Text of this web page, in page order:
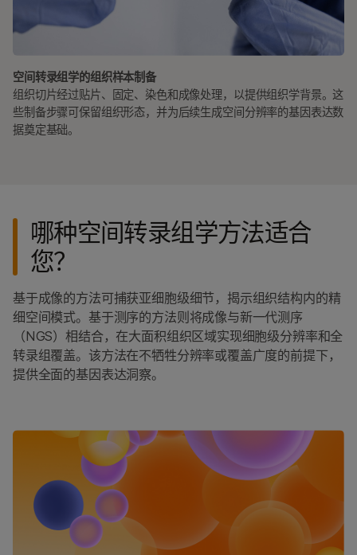
空间转录组学的组织样本制备
组织切片经过贴片、固定、染色和成像处理，以提供组织学背景。这
些制备步骤可保留组织形态，并为后续生成空间分辨率的基因表达数
据奠定基础。
哪种空间转录组学方法适合
您？
基于成像的方法可捕获亚细胞级细节，揭示组织结构内的精
细空间模式。基于测序的方法则将成像与新一代测序
（NGS）相结合，在大面积组织区域实现细胞级分辨率和全
转录组覆盖。该方法在不牺牲分辨率或覆盖广度的前提下，
提供全面的基因表达洞察。